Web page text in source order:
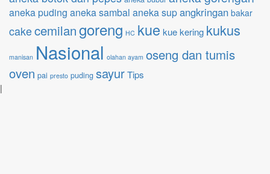
aneka puding aneka sambal aneka supangkringan bakar
cake cemilangoreng HC kue kue kering kukus
manisan Nasional olahan ayam oseng dan tumis
oven pai presto puding sayurTips
|